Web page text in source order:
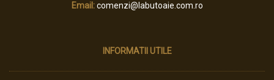
Email:comenzi@labutoaie.com.ro
INFORMATII UTILE